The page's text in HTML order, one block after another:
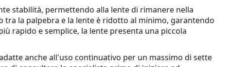
stabilità, permettendo alla lente di rimanere nella
la palpebra e la lente è ridotto al minimo, garantendo
rapido e semplice, la lente presenta una piccola
anche all'uso continuativo per un massimo di sette